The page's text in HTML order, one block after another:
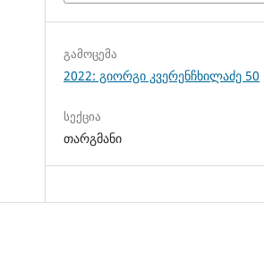
გამოცემა
2022: გიორგი კვერენჩხილაძე 50
სექცია
თარგმანი